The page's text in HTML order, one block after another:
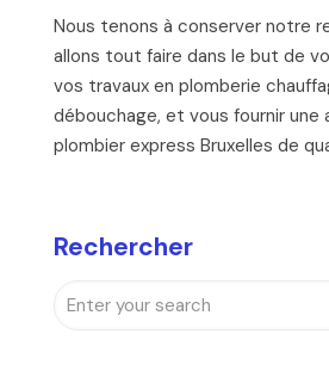
Nous tenons à conserver notre
allons tout faire dans le but de
vos travaux en plomberie
débouchage, et vous fournir une
plombier express Bruxelles de
Rechercher